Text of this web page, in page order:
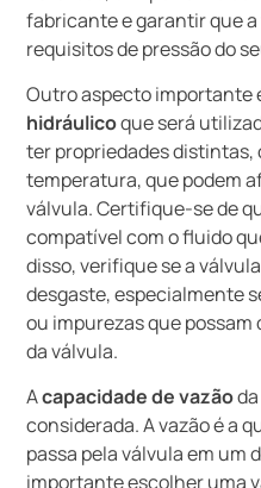
fabricante e garantir que
requisitos de pressão do
Outro aspecto importante
hidráulicoque será
ter propriedades distintas,
temperatura, que podem
válvula. Certifique-se de
compatível com o fluido
disso, verifique se a
desgaste, especialmente
ou impurezas que
da válvula.
Acapacidade de vazão
considerada. A vazão é a
passa pela válvula em um
importante escolher uma